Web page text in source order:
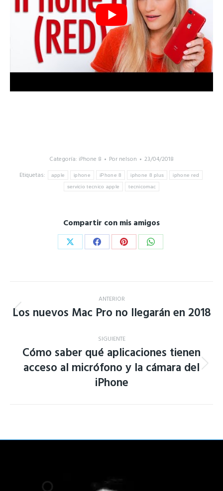
Categoría: iPhone 8 Por nelson
23/04/2018
Etiquetas:
apple iphone iPhone 8 iphone 8 plus iphone red
servicio tecnico apple tecnicomac
Compartir con mis amigos
Share
Share
Share
Share
entre
publicaciones
ANTERIOR
Publicación
Los nuevos Mac Pro no llegarán en 2018
SIGUIENTE
Publicación
siguiente:
Cómo saber qué aplicaciones tienen
acceso al micrófono y la cámara del
iPhone